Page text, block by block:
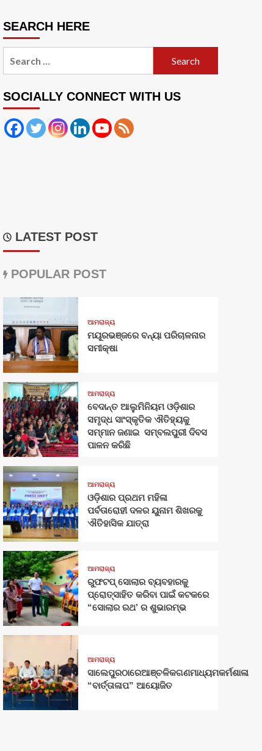
SEARCH HERE
SOCIALLY CONNECT WITH US
LATEST POST
POPULAR POST
ଆମରାଜ୍ୟ
ମୟୂରଭଞ୍ଜରେ ବନ୍ୟା ପରିଚାଳନାର
ସମୀକ୍ଷା
ଆମରାଜ୍ୟ
ବେଦାନ୍ତ ଆଲୁମିନିୟମ ଓଡ଼ିଶାର
ସମୃଦ୍ଧ ସାଂସ୍କୃତିକ ଐତିହ୍ୟକୁ
ସମ୍ମାନ ଜଣାଇ ସମ୍ବଲପୁରୀ ଦିବସ
ପାଳନ କରିଛି
ଆମରାଜ୍ୟ
ଓଡ଼ିଶାର ପ୍ରଥମ ମହିଳା
ପର୍ବତାରୋହୀ ଦଳର ୟୁନାମ ଶିଖରକୁ
ଐତିହାସିକ ଯାତ୍ରା
ଆମରାଜ୍ୟ
ରୁଫଟପ୍ ସୋଲାର ବ୍ୟବହାରକୁ
ପ୍ରୋତ୍ସାହିତ କରିବା ପାଇଁ କଟକରେ
“ସୋଲାର ରଥ’ ର ଶୁଭାରମ୍ଭ
ଆମରାଜ୍ୟ
ସାଲେପୁରଠାରେଆଞ୍ଚଳିକଗଣମାଧ୍ୟମକର୍ମଶାଳା
“ବାର୍ତ୍ତାଳାପ” ଆୟୋଜିତ